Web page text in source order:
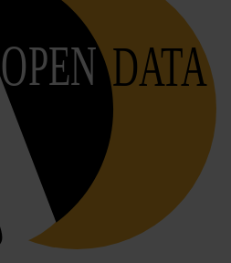
OPEN DATA